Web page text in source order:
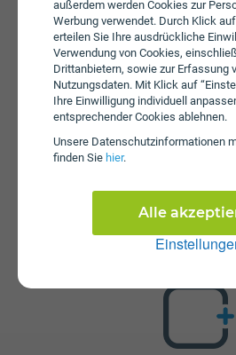
außerdem werden Cookies zur
Werbung verwendet. Durch Klick auf
erteilen Sie Ihre ausdrückliche
Verwendung von Cookies,
Drittanbietern, sowie zur Erfassung
Nutzungsdaten. Mit Klick auf
Ihre Einwilligung individuell
entsprechender Cookies ablehnen.
Unsere Daten­schutz­informationen
finden Sie hier.
Alle
wird keine
SMART PLUS Jahrestarif ist
Zusatzangeboten erweiterbar.
Zusatzprodukte erfahren Sie
Rechner. Dort können Sie den